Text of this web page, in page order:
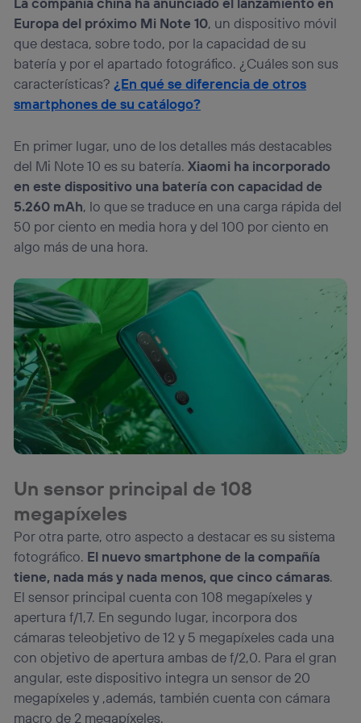
Europa del próximo Mi Note 10, un dispositivo móvil
que destaca, sobre todo, por la capacidad de su
batería y por el apartado fotográfico. ¿Cuáles son sus
características? ¿En qué se diferencia de otros
smartphones de su catálogo?
En primer lugar, uno de los detalles más destacables
del Mi Note 10 es su batería.Xiaomi ha incorporado
en este dispositivo una batería con capacidad de
5.260 mAh, lo que se traduce en una carga rápida del
50 por ciento en media hora y del 100 por ciento en
algo más de una hora.
Un sensor principal de 108
megapíxeles
Por otra parte, otro aspecto a destacar es su sistema
fotográfico. El nuevo smartphone de la compañía
tiene, nada más y nada menos, que cinco cámaras.
El sensor principal cuenta con 108 megapíxeles y
apertura f/1,7. En segundo lugar, incorpora dos
cámaras teleobjetivo de 12 y 5 megapíxeles cada una
con objetivo de apertura ambas de f/2,0. Para el gran
angular, este dispositivo integra un sensor de 20
megapíxeles y ,además, también cuenta con cámara
macro de 2 megapíxeles.
actividades de navegación de los miembros del hogar
que hayan dado su consentimiento.
Si utilizas datos móviles, el marketing será más
personalizado, ya que se basará únicamente en la
navegación del usuario del móvil.
Puedes gestionar los consentimientos Utiq seleccionando
“Administrar Utiq” en la parte inferior de esta página web o
(“consenthub”). Para más información, consulta
la política de privacidad de Utiq.